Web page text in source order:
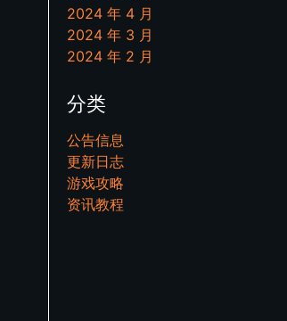
2024 年 4 月
2024 年 3 月
2024 年 2 月
分类
公告信息
更新日志
游戏攻略
资讯教程